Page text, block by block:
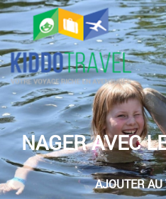
NAGER AVEC
AJOUTER AU